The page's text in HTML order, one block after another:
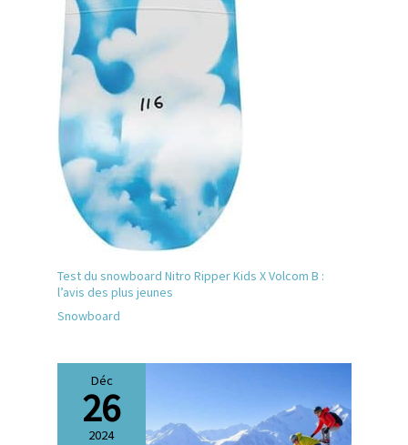
Test du snowboard Nitro Ripper Kids X Volcom B :
l’avis des plus jeunes
Snowboard
Déc
26
2024